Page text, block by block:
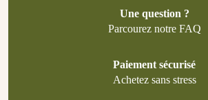
Une question ?
Parcourez notre FAQ
Paiement sécurisé
Achetez sans stress